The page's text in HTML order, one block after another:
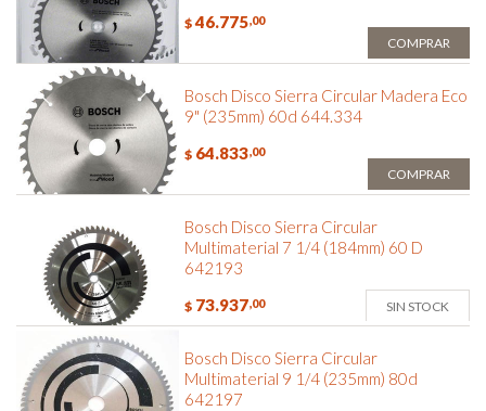
$ 46.775,00
COMPRAR
Bosch Disco Sierra Circular Madera Eco
9" (235mm) 60d 644.334
$ 64.833,00
COMPRAR
Bosch Disco Sierra Circular
Multimaterial 7 1/4 (184mm) 60 D
642193
$ 73.937,00 SIN STOCK
Bosch Disco Sierra Circular
Multimaterial 9 1/4 (235mm) 80d
642197